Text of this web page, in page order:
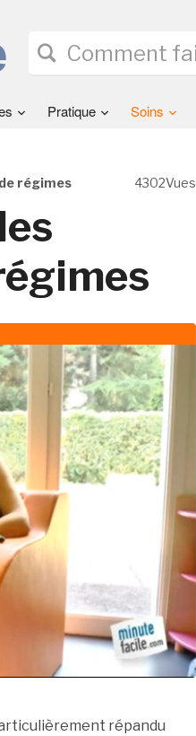
Pratique Soins
4302Vues
régimes
répandu